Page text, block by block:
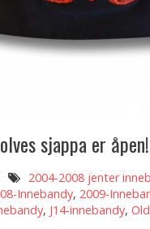
sjappa er åpen!
2004-2008 jenter
Innebandy, 2009-
, J14-innebandy,